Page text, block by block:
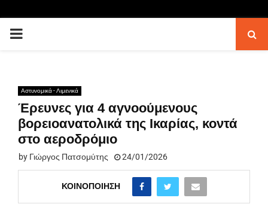
PRIMARY
Αστυνομικά - Λιμενικά
Έρευνες για 4 αγνοούμενους
βορειοανατολικά της Ικαρίας, κοντά
στο αεροδρόμιο
by Γιώργος Πατσομύτης 24/01/2026
ΚΟΙΝΟΠΟΊΗΣΗ